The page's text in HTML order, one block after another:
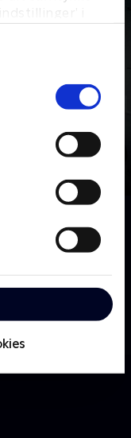
i
Rasmussen i
er der én
sælgere: